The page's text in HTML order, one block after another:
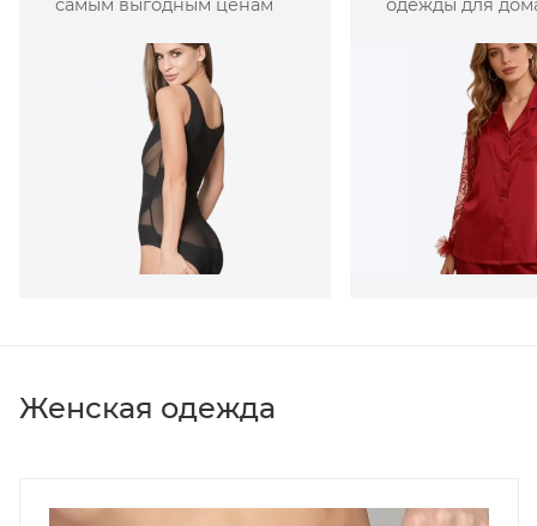
самым выгодным ценам
одежды для
Женская одежда